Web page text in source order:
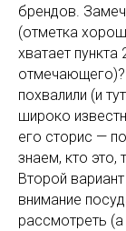
брендов.
(отметка
хватает
похвалили (и
широко
его сторис —
знаем, кто это,
Второй
внимание
рассмотреть (а